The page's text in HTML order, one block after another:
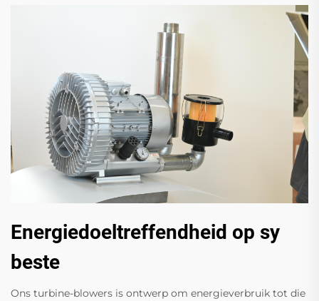
Energiedoeltreffendheid op sy
beste
Ons turbine-blowers is ontwerp om energieverbruik tot die